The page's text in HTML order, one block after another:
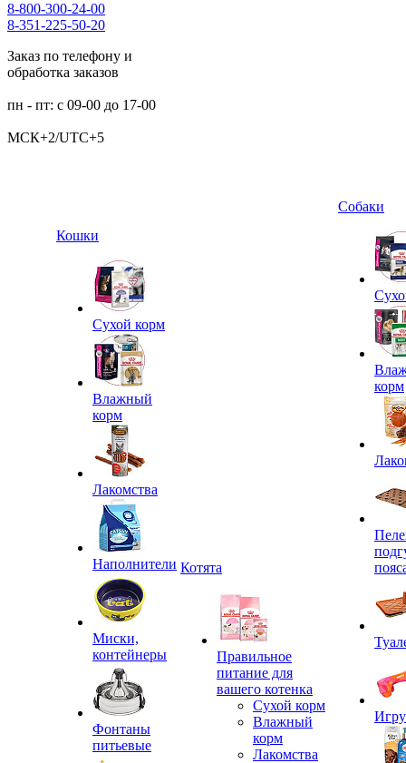
8-800-300-24-00
8-351-225-50-20
Заказ по телефону и
обработка заказов
пн - пт: с 09-00 до 17-00
МСК+2/UTC+5
Кошки
Сухой корм
Влажный
корм
Лакомства
Наполнители
Миски,
контейнеры
Фонтаны
питьевые
Котята
Правильное
питание для
вашего котенка
Сухой корм
Влажный
корм
Лакомства
Собаки
корм